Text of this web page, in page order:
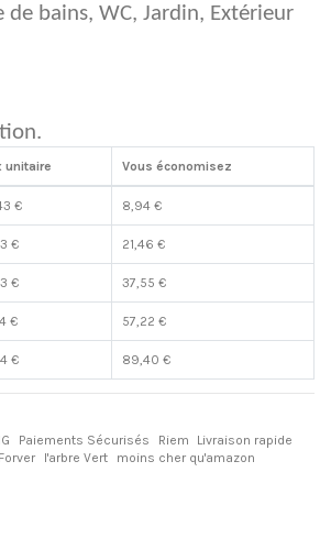
de bains, WC, Jardin, Extérieur
unitaire Vous économisez
€ 8,94 €
€ 21,46 €
€ 37,55 €
€ 57,22 €
€ 89,40 €
Paiements Sécurisés Riem
Livraison rapide
Forver l'arbre Vert moins cher qu'amazon